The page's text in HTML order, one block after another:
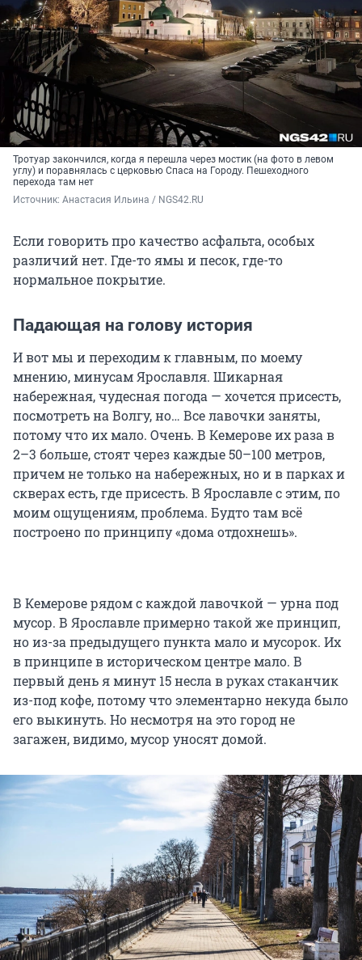
Тротуар закончился, когда я перешла через мостик (на фото в левом
углу) и поравнялась с церковью Спаса на Городу. Пешеходного
перехода там нет
Источник: Анастасия Ильина / NGS42.RU
Если говорить про качество асфальта, особых
различий нет. Где-то ямы и песок, где-то
нормальное покрытие.
Падающая на голову история
И вот мы и переходим к главным, по моему
мнению, минусам Ярославля. Шикарная
набережная, чудесная погода — хочется присесть,
посмотреть на Волгу, но… Все лавочки заняты,
потому что их мало. Очень. В Кемерове их раза в
2–3 больше, стоят через каждые 50–100 метров,
причем не только на набережных, но и в парках и
скверах есть, где присесть. В Ярославле с этим, по
моим ощущениям, проблема. Будто там всё
построено по принципу «дома отдохнешь».
В Кемерове рядом с каждой лавочкой — урна под
мусор. В Ярославле примерно такой же принцип,
но из-за предыдущего пункта мало и мусорок. Их
в принципе в историческом центре мало. В
первый день я минут 15 несла в руках стаканчик
из-под кофе, потому что элементарно некуда было
его выкинуть. Но несмотря на это город не
загажен, видимо, мусор уносят домой.